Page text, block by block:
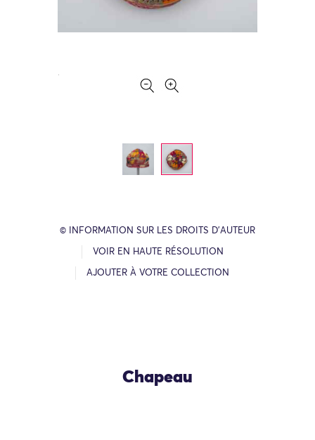
© INFORMATION SUR LES DROITS D’AUTEUR
VOIR EN HAUTE RÉSOLUTION
AJOUTER À VOTRE COLLECTION
Chapeau